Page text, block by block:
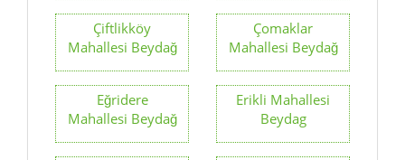
Çiftlikköy
Mahallesi Beydağ
Çomaklar
Mahallesi Beydağ
Eğridere
Mahallesi Beydağ
Erikli Mahallesi
Beydag